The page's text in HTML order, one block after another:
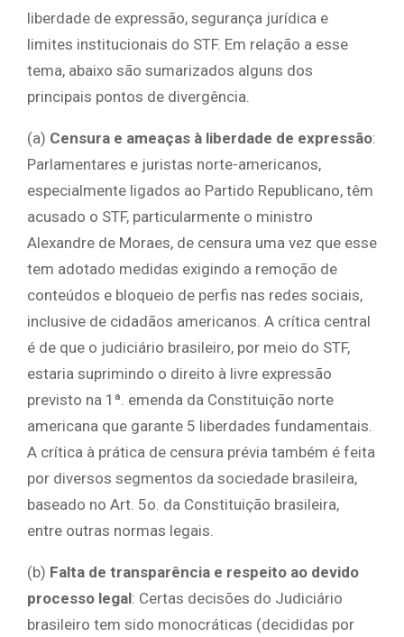
liberdade de expressão, segurança jurídica e
limites institucionais do STF. Em relação a esse
tema, abaixo são sumarizados alguns dos
principais pontos de divergência.
(a) Censura e ameaças à liberdade de expressão:
Parlamentares e juristas norte-americanos,
especialmente ligados ao Partido Republicano, têm
acusado o STF, particularmente o ministro
Alexandre de Moraes, de censura uma vez que esse
tem adotado medidas exigindo a remoção de
conteúdos e bloqueio de perfis nas redes sociais,
inclusive de cidadãos americanos. A crítica central
é de que o judiciário brasileiro, por meio do STF,
estaria suprimindo o direito à livre expressão
previsto na 1ª. emenda da Constituição norte
americana que garante 5 liberdades fundamentais.
A crítica à prática de censura prévia também é feita
por diversos segmentos da sociedade brasileira,
baseado no Art. 5o. da Constituição brasileira,
entre outras normas legais.
(b) Falta de transparência e respeito ao devido
processo legal: Certas decisões do Judiciário
brasileiro tem sido monocráticas (decididas por